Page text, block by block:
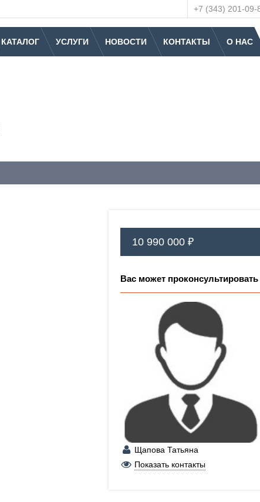
+7 (343) 201-09-
КАТАЛОГ УСЛУГИ НОВОСТИ КОНТАКТЫ О НАС
10 990 000 ₽
Вас может проконсультировать
Щапова Татьяна
+7 (902) 265-64-63
Показать контакты